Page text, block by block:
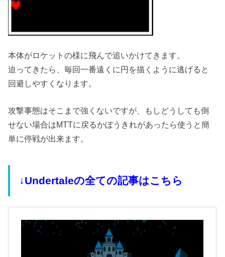
本体がロケットの様に飛んで追いかけてきます。
迫ってきたら、毎回一番遠くに円を描くように逃げると
回避しやすくなります。
攻撃事態はそこまで強くないですが、もしどうしても倒
せない場合はMTTに戻るかぼうきれがあったら使うと簡
単に停戦が出来ます。
↓Undertaleの全ての記事はこちら